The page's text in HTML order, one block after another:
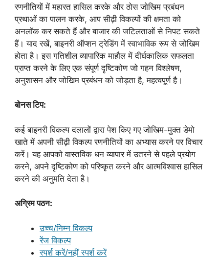
रणनीतियों में महारत हासिल करके और ठोस जोखिम प्रबंधन
प्रथाओं का पालन करके, आप सीढ़ी विकल्पों की क्षमता को
अनलॉक कर सकते हैं और बाजार की जटिलताओं से निपट सकते
हैं। याद रखें, बाइनरी ऑप्शन ट्रेडिंग में स्वाभाविक रूप से जोखिम
होता है। इस गतिशील व्यापारिक माहौल में दीर्घकालिक सफलता
प्राप्त करने के लिए एक संपूर्ण दृष्टिकोण जो गहन विश्लेषण,
अनुशासन और जोखिम प्रबंधन को जोड़ता है, महत्वपूर्ण है।
बोनस टिप:
कई बाइनरी विकल्प दलालों द्वारा पेश किए गए जोखिम-मुक्त डेमो
खाते में अपनी सीढ़ी विकल्प रणनीतियों का अभ्यास करने पर विचार
करें। यह आपको वास्तविक धन व्यापार में उतरने से पहले प्रयोग
करने, अपने दृष्टिकोण को परिष्कृत करने और आत्मविश्वास हासिल
करने की अनुमति देता है।
अग्रिम पठन:
उच्च/निम्न विकल्प
रेंज विकल्प
स्पर्श करें/नहीं स्पर्श करें